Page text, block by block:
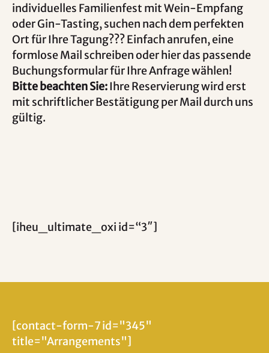
individuelles Familienfest mit Wein-Empfang
oder Gin-Tasting, suchen nach dem perfekten
Ort für Ihre Tagung??? Einfach anrufen, eine
formlose Mail schreiben oder hier das passende
Buchungsformular für Ihre Anfrage wählen!
Bitte beachten Sie:Ihre Reservierung wird erst
mit schriftlicher Bestätigung per Mail durch uns
gültig.
[iheu_ultimate_oxi id=“3″]
[contact-form-7 id="345"
title="Arrangements"]